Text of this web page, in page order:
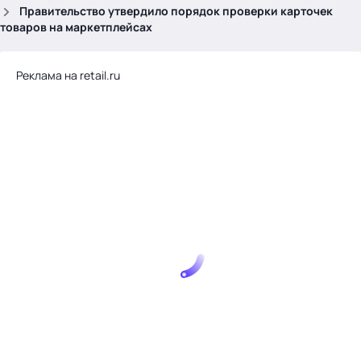
Правительство утвердило порядок проверки карточек
товаров на маркетплейсах
Реклама на retail.ru